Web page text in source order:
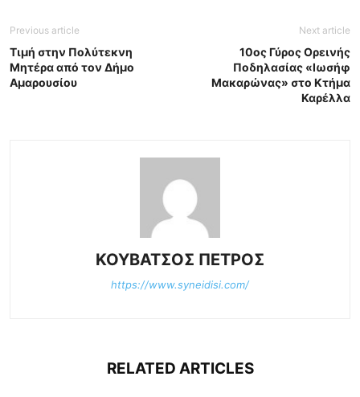
Previous article
Τιμή στην Πολύτεκνη
Μητέρα από τον Δήμο
Αμαρουσίου
Next article
10ος Γύρος Ορεινής
Ποδηλασίας «Ιωσήφ
Μακαρώνας» στο Κτήμα
Καρέλλα
ΚΟΥΒΑΤΣΟΣ ΠΕΤΡΟΣ
https://www.syneidisi.com/
RELATED ARTICLES